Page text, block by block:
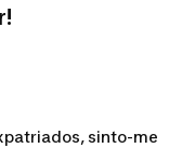
sinto-me